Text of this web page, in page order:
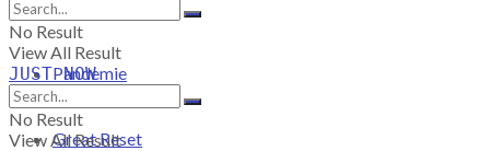
Pandemie
Great Reset
No Result
View All Result
JUST-NOW
No Result
View All Result